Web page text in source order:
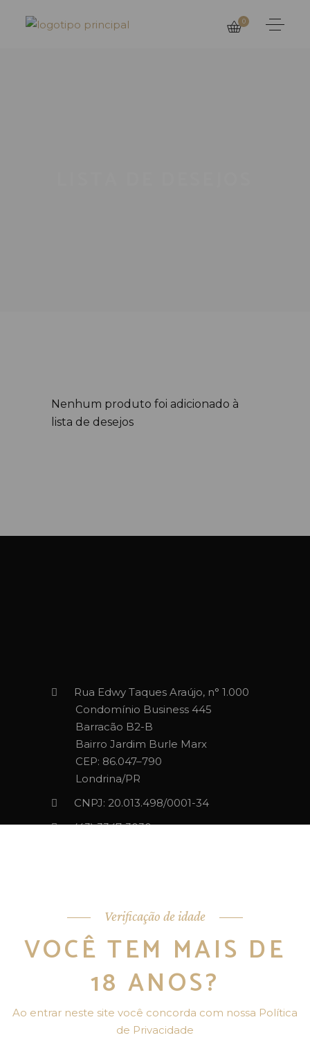
Verificação de idade
VOCÊ TEM MAIS DE
18 ANOS?
Ao entrar neste site você concorda com nossa Política
de Privacidade
0
Nenhum produto foi adicionado à
lista de desejos
Rua Edwy Taques Araújo, n° 1.000
Condomínio Business 445
Barracão B2-B
Bairro Jardim Burle Marx
CEP: 86.047–790
Londrina/PR
CNPJ: 20.013.498/0001-34
(43) 3347-3030‬‬
BAR GOURMET EM
CASA PARA A COPA:
O GUIA QUE VOCÊ
PRECISAVA